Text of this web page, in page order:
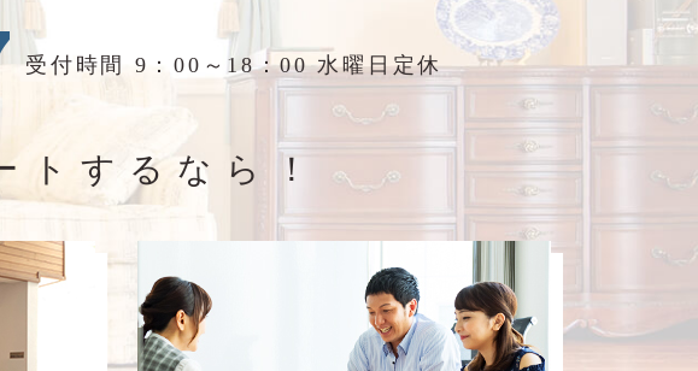
受付時間 9：00～18：00 水曜日定休
トするなら！